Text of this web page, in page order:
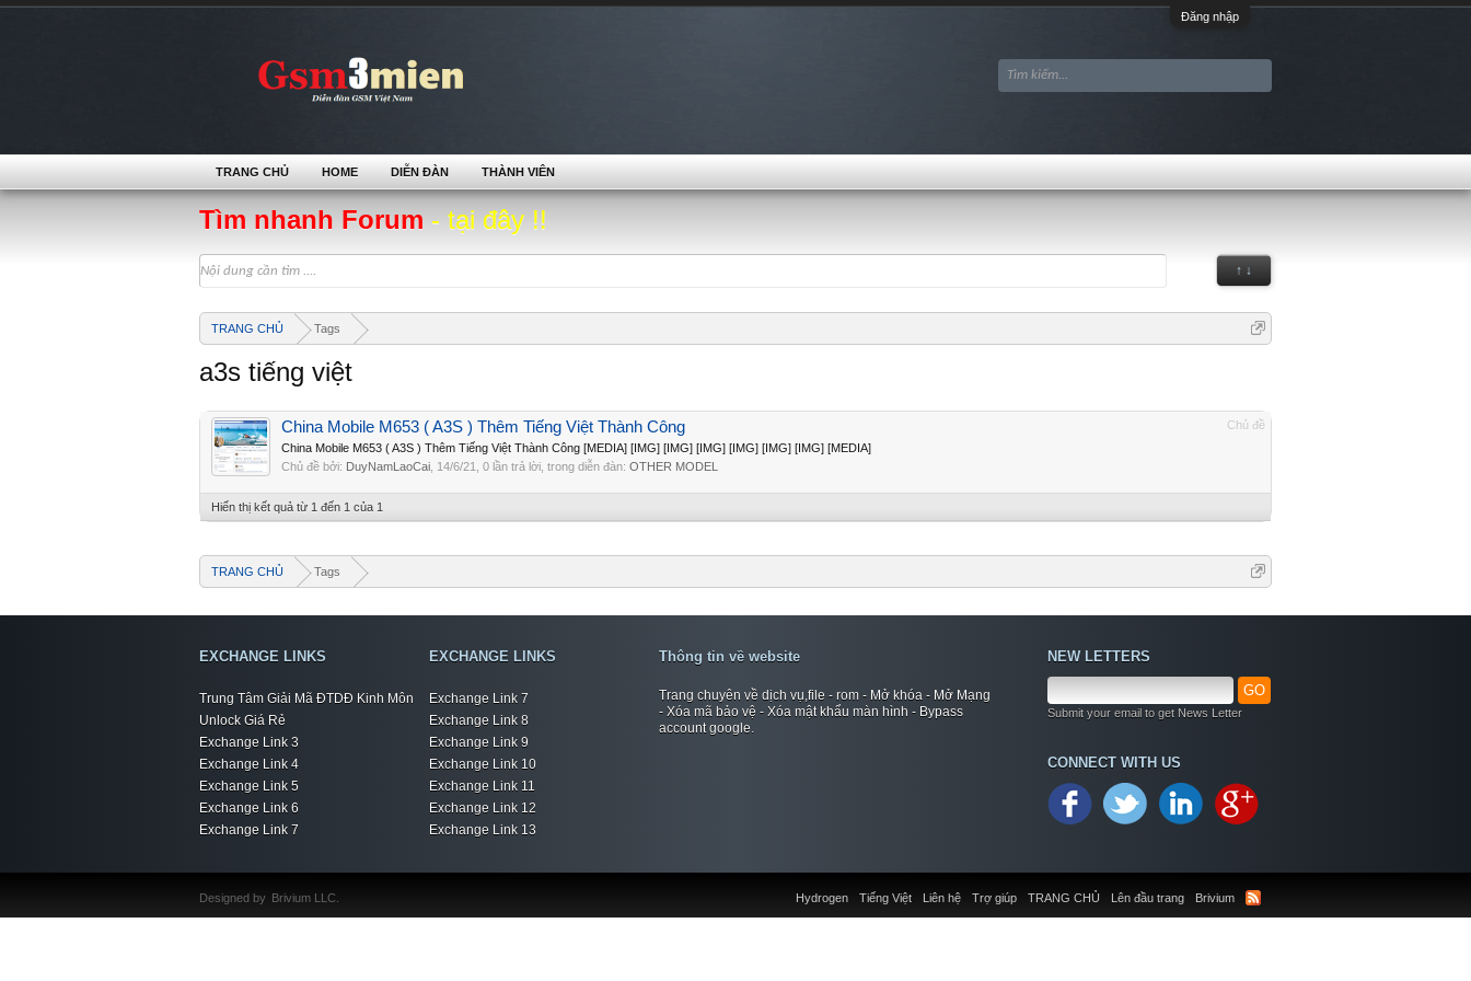
Đăng nhập
Tìm nhanh Forum - tại đây !!
↑ ↓
TRANG CHỦ Tags
a3s tiếng việt
Chủ đề
China Mobile M653 ( A3S ) Thêm Tiếng Việt Thành Công
China Mobile M653 ( A3S ) Thêm Tiếng Việt Thành Công [MEDIA] [IMG] [IMG] [IMG] [IMG] [IMG] [IMG] [MEDIA]
Chủ đề bởi: DuyNamLaoCai 14/6/21 , 0 lần trả lời, trong diễn đàn: OTHER MODEL
Hiển thị kết quả từ 1 đến 1 của 1
TRANG CHỦ Tags
TRANG CHỦ HOME DIỄN ĐÀN THÀNH VIÊN
EXCHANGE LINKS
Trung Tâm Giải Mã ĐTDĐ Kinh Môn
Unlock Giá Rẻ
Exchange Link 3
Exchange Link 4
Exchange Link 5
Exchange Link 6
Exchange Link 7
EXCHANGE LINKS
Exchange Link 7
Exchange Link 8
Exchange Link 9
Exchange Link 10
Exchange Link 11
Exchange Link 12
Exchange Link 13
Thông tin về website
Trang chuyên về dịch vụ,file - rom - Mở khóa - Mở Mạng
- Xóa mã bảo vệ - Xóa mật khẩu màn hình - Bypass
account google.
NEW LETTERS
GO
Submit your email to get News Letter
CONNECT WITH US
Liên hệ Trợ giúp TRANG CHỦ Lên đầu trang Brivium
Hydrogen Tiếng Việt
Designed by Brivium LLC.